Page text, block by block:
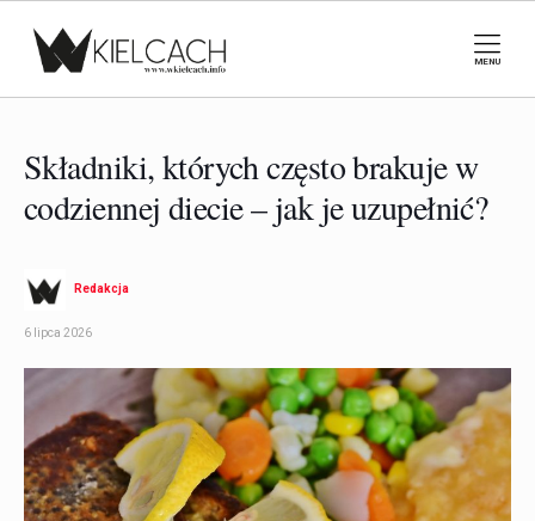
MENU
Składniki, których często brakuje w
codziennej diecie – jak je uzupełnić?
Redakcja
6 lipca 2026